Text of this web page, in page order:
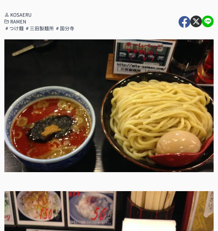
KOSAERU
RAMEN
つけ麺
三田製麺所 国分寺